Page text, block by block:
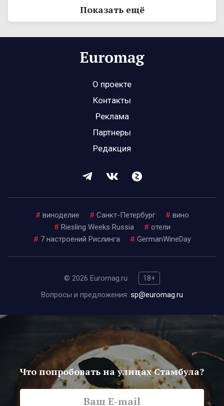
Показать ещё
О проекте
Контакты
Реклама
Партнеры
Редакция
# виноделие # Санкт-Петербург # вино
# Riesling Weeks Russia # отели
# 7 настроений Рислинга # GermanWineDay
© 2026 Euromag.ru
18+
Вопросы и предложения: sp@euromag.ru
Что попробовать на улицах Стамбула?